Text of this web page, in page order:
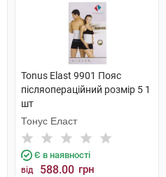
Tonus Elast 9901 Пояс
післяопераційний розмір 5 1
шт
Тонус Еласт
Є в наявності
від 588.00 грн